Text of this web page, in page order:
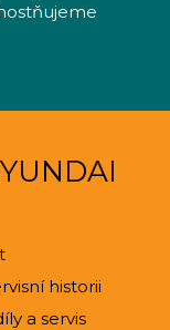
historii
a servis